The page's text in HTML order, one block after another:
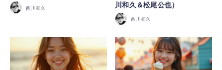
西川和久
川和久＆松尾公也）
西川和久